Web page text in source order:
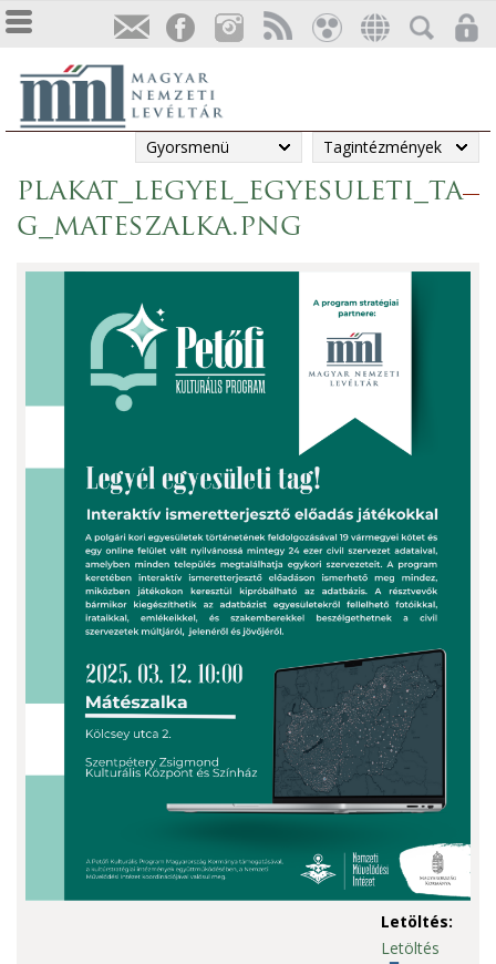
Gyorsmenü Tagintézmények
plakat_legyel_egyesuleti_ta
g_mateszalka.png
Letöltés:
Letöltés